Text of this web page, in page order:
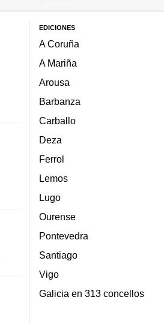
EDICIONES
A Coruña
A Mariña
Arousa
Barbanza
Carballo
Deza
Ferrol
Lemos
Lugo
Ourense
Pontevedra
Santiago
Vigo
Galicia en 313 concellos